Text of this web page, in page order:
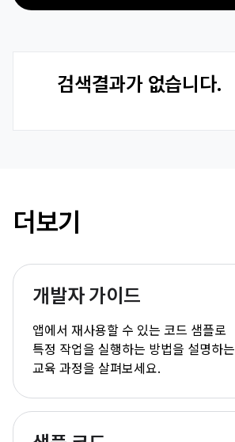
검색결과가 없습니다.
더보기
개발자 가이드
앱에서 재사용할 수 있는 코드 샘플로
특정 작업을 실행하는 방법을 설명하는
교육 과정을 살펴보세요.